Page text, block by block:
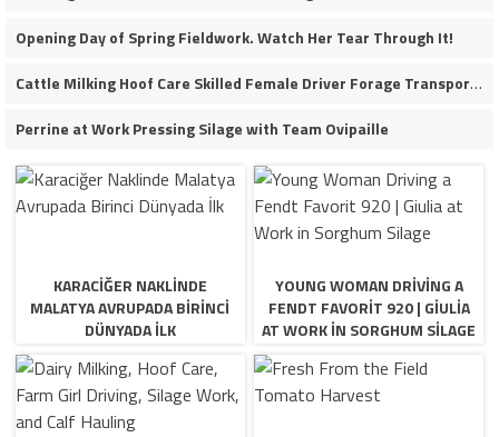
Opening Day of Spring Fieldwork. Watch Her Tear Through It!
Cattle Milking Hoof Care Skilled Female Driver Forage Transport Calf Moving Operations
Perrine at Work Pressing Silage with Team Ovipaille
KARACIĞER NAKLINDE
MALATYA AVRUPADA BIRINCI
DÜNYADA İLK
YOUNG WOMAN DRIVING A
FENDT FAVORIT 920 | GIULIA
AT WORK IN SORGHUM SILAGE